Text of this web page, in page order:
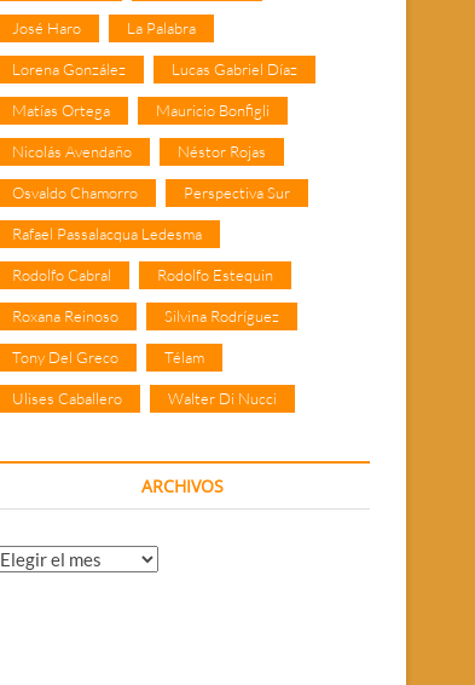
José Haro La Palabra
Lorena González Lucas Gabriel Díaz
Matías Ortega Mauricio Bonfigli
Nicolás Avendaño Néstor Rojas
Osvaldo Chamorro Perspectiva Sur
Rafael Passalacqua Ledesma
Rodolfo Cabral Rodolfo Estequin
Roxana Reinoso Silvina Rodríguez
Tony Del Greco Télam
Ulises Caballero Walter Di Nucci
ARCHIVOS
Archivos